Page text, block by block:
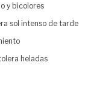
y bicolores
sol intenso de tarde
heladas